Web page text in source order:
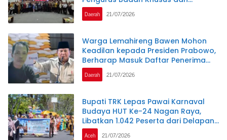
Lembaga Teknis
Daerah 21/07/2026
Warga Lemahireng Bawen Mohon
Keadilan kepada Presiden Prabowo,
Berharap Masuk Daftar Penerima
Bantuan Pangan
Daerah 21/07/2026
Bupati TRK Lepas Pawai Karnaval
Budaya HUT Ke-24 Nagan Raya,
Libatkan 1.042 Peserta dari Delapan
SMP
Aceh 21/07/2026